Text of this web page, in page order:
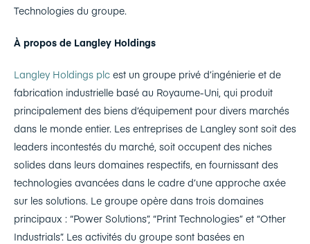
Technologies du groupe.
À propos de Langley Holdings
Langley Holdings plc est un groupe privé d’ingénierie et de
fabrication industrielle basé au Royaume-Uni, qui produit
principalement des biens d’équipement pour divers marchés
dans le monde entier. Les entreprises de Langley sont soit des
leaders incontestés du marché, soit occupent des niches
solides dans leurs domaines respectifs, en fournissant des
technologies avancées dans le cadre d’une approche axée
sur les solutions. Le groupe opère dans trois domaines
principaux : “Power Solutions”, “Print Technologies” et “Other
Industrials”. Les activités du groupe sont basées en